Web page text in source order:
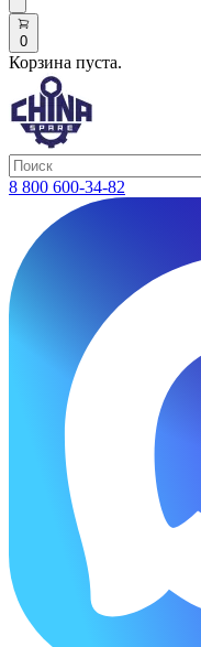
0
Корзина пуста.
8 800 600-34-82